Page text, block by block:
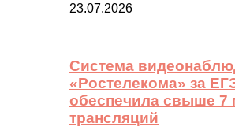
23.07.2026
Система
«Ростелекома» за
обеспечила свыше 7
трансляций